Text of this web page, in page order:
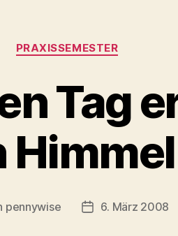
Kategorien
PRAXISSEMESTER
Tag
pennywise 6. März 2008